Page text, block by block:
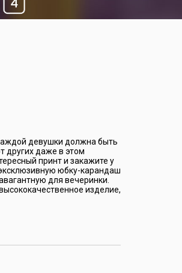
девушки должна быть
других даже в этом
принт и закажите у
юбку-карандаш
для вечеринки.
изделие,